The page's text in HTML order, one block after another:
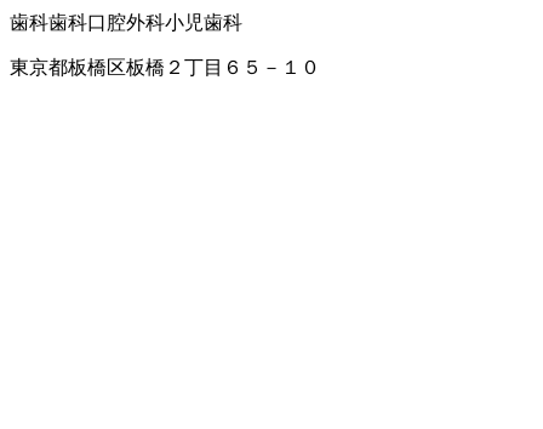
歯科歯科口腔外科小児歯科
東京都板橋区板橋２丁目６５－１０